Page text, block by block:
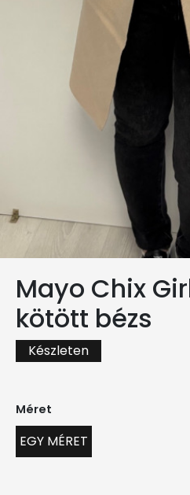
Mayo Chix
kötött bézs
Készleten
Méret
EGY MÉRET